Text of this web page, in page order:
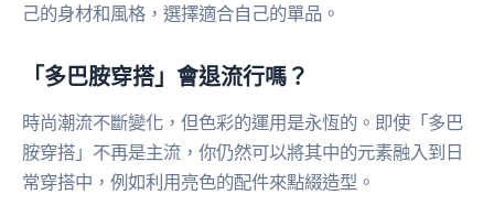
己的身材和風格，選擇適合自己的單品。
「多巴胺穿搭」會退流行嗎？
時尚潮流不斷變化，但色彩的運用是永恆的。即使「多巴
胺穿搭」不再是主流，你仍然可以將其中的元素融入到日
常穿搭中，例如利用亮色的配件來點綴造型。